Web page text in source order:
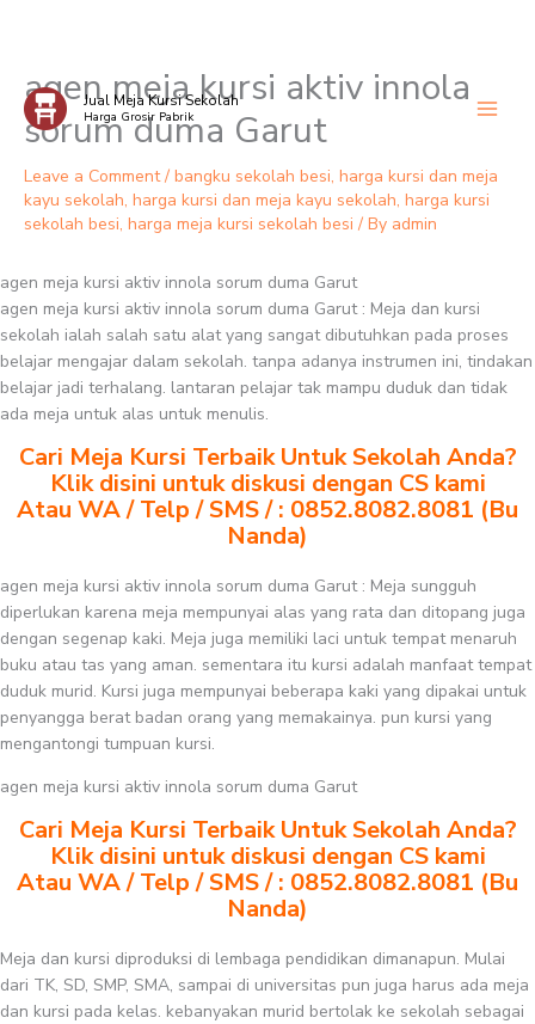
Skip
content
Jual Meja Kursi Sekolah
Harga Grosir Pabrik
agen meja kursi aktiv innola
sorum duma Garut
Leave a Comment / bangku sekolah besi, harga kursi dan meja
kayu sekolah, harga kursi dan meja kayu sekolah, harga kursi
sekolah besi, harga meja kursi sekolah besi / By admin
agen meja kursi aktiv innola sorum duma Garut
agen meja kursi aktiv innola sorum duma Garut : Meja dan kursi
sekolah ialah salah satu alat yang sangat dibutuhkan pada proses
belajar mengajar dalam sekolah. tanpa adanya instrumen ini, tindakan
belajar jadi terhalang. lantaran pelajar tak mampu duduk dan tidak
ada meja untuk alas untuk menulis.
Cari Meja Kursi Terbaik Untuk Sekolah Anda?
Klik disini untuk diskusi dengan CS kami
Atau WA / Telp / SMS / : 0852.8082.8081 (Bu
Nanda)
agen meja kursi aktiv innola sorum duma Garut : Meja sungguh
diperlukan karena meja mempunyai alas yang rata dan ditopang juga
dengan segenap kaki. Meja juga memiliki laci untuk tempat menaruh
buku atau tas yang aman. sementara itu kursi adalah manfaat tempat
duduk murid. Kursi juga mempunyai beberapa kaki yang dipakai untuk
penyangga berat badan orang yang memakainya. pun kursi yang
mengantongi tumpuan kursi.
agen meja kursi aktiv innola sorum duma Garut
Cari Meja Kursi Terbaik Untuk Sekolah Anda?
Klik disini untuk diskusi dengan CS kami
Atau WA / Telp / SMS / : 0852.8082.8081 (Bu
Nanda)
Meja dan kursi diproduksi di lembaga pendidikan dimanapun. Mulai
dari TK, SD, SMP, SMA, sampai di universitas pun juga harus ada meja
dan kursi pada kelas. kebanyakan murid bertolak ke sekolah sebagai